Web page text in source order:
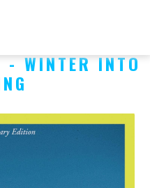
- WINTER INTO